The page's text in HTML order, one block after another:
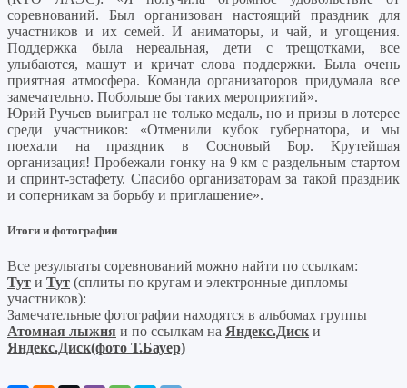
соревнований. Был организован настоящий праздник для
участников и их семей. И аниматоры, и чай, и угощения.
Поддержка была нереальная, дети с трещотками, все
улыбаются, машут и кричат слова поддержки. Была очень
приятная атмосфера. Команда организаторов придумала все
замечательно. Побольше бы таких мероприятий».
Юрий Ручьев выиграл не только медаль, но и призы в лотерее
среди участников: «Отменили кубок губернатора, и мы
поехали на праздник в Сосновый Бор. Крутейшая
организация! Пробежали гонку на 9 км с раздельным стартом
и спринт-эстафету. Спасибо организаторам за такой праздник
и соперникам за борьбу и приглашение».
Итоги и фотографии
Все результаты соревнований можно найти по ссылкам:
Тут и Тут (сплиты по кругам и электронные дипломы
участников):
Замечательные фотографии находятся в альбомах группы
Атомная лыжня и по ссылкам на Яндекс.Диск и
Яндекс.Диск(фото Т.Бауер)